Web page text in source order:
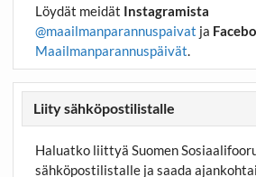
Löydät meidät Instagramista
@maailmanparannuspaivat ja
Maailmanparannuspäivät.
Liity sähköpostilistalle
Haluatko liittyä Suomen
sähköpostilistalle ja saada